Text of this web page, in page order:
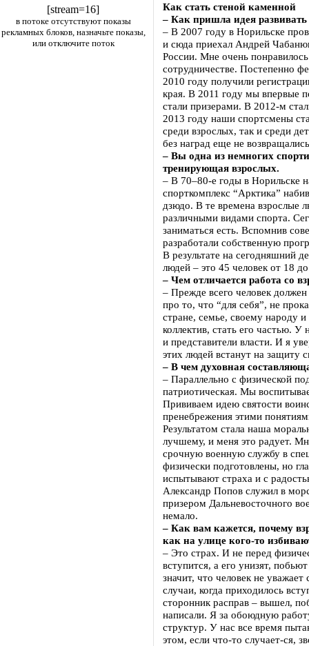
[stream=16]
в потоке отсутствуют показы
рекламных блоков, назначьте показы,
или отключите поток
Как стать стеной каменной
– Как пришла идея
– В 2007 году в Норильске
и сюда приехал Андрей
России. Мне очень
сотрудничестве. Постепенно
2010 году получили
края. В 2011 году мы впервые
стали призерами. В 2012-м
2013 году наши спортсмены
среди взрослых, так и среди
без наград еще не
– Вы одна из немногих
тренирующая взрослых.
– В 70–80-е годы в Норильске
спорткомплекс “Арктика”
дзюдо. В те времена взрослые
различными видами спорта.
заниматься есть. Вспомнив
разработали собственную
В результате на сегодняшний
людей – это 45 человек от 18
– Чем отличается работа со
– Прежде всего человек
про то, что “для себя”, не
стране, семье, своему народу и
коллектив, стать его частью.
и представители власти. И я
этих людей встанут на защиту
– В чем духовная
– Параллельно с физической
патриотическая. Мы
Прививаем идею святости
пренебрежения этими
Результатом стала наша
лучшему, и меня это радует.
срочную военную службу в
физически подготовлены, но
испытывают страха и с
Александр Попов служил в
призером Дальневосточного
немало.
– Как вам кажется, почему
как на улице кого-то
– Это страх. И не перед
вступится, а его унизят,
значит, что человек не
случаи, когда приходилось
сторонник расправ – вышел,
написали. Я за обоюдную
структур. У нас все время
этом, если что-то случает-ся,